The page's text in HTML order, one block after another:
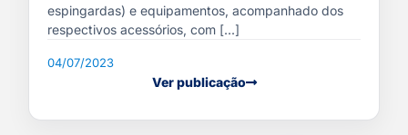
espingardas) e equipamentos, acompanhado dos
respectivos acessórios, com [...]
04/07/2023
Ver publicação